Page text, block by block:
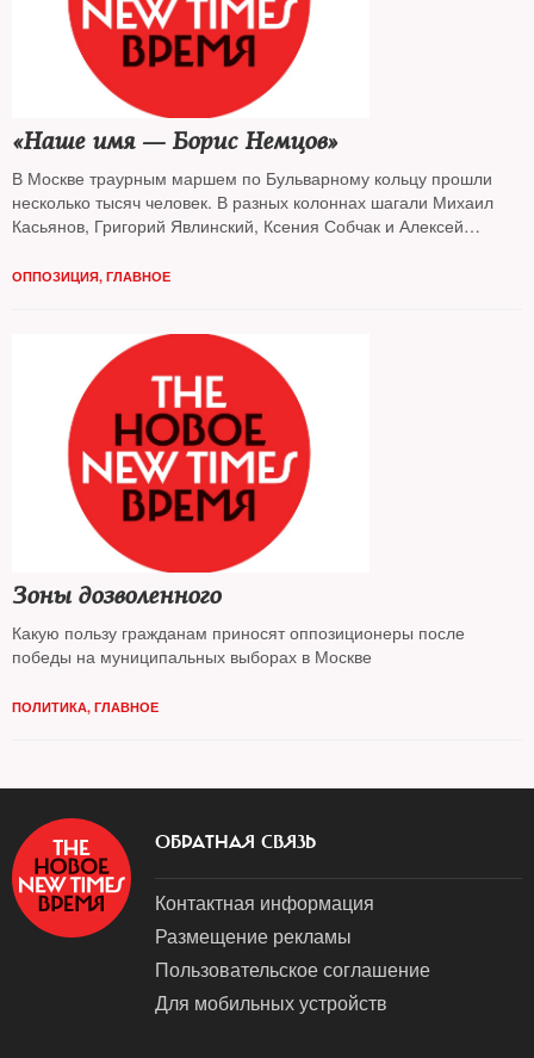
«Наше имя — Борис Немцов»
В Москве траурным маршем по Бульварному кольцу прошли
несколько тысяч человек. В разных колоннах шагали Михаил
Касьянов, Григорий Явлинский, Ксения Собчак и Алексей
ОППОЗИЦИЯ, ГЛАВНОЕ
Зоны дозволенного
Какую пользу гражданам приносят оппозиционеры после
победы на муниципальных выборах в Москве
ПОЛИТИКА, ГЛАВНОЕ
ОБРАТНАЯ СВЯЗЬ
Контактная информация
Размещение рекламы
Пользовательское соглашение
Для мобильных устройств